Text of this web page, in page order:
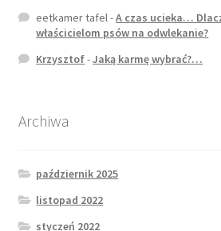
eetkamer tafel-A czas ucieka…
właścicielom psów na odwlekanie?
Krzysztof-Jaką karmę wybrać?…
Archiwa
październik 2025
listopad 2022
styczeń 2022